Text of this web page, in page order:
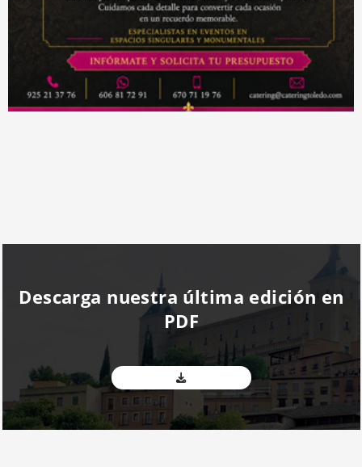
Descarga nuestra última edición en
PDF